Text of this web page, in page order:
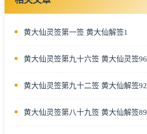
黄大仙灵签第一签 黄大仙解签1
黄大仙灵签第九十六签 黄大仙灵签96
黄大仙灵签第九十二签 黄大仙解签92
黄大仙灵签第八十九签 黄大仙解签89